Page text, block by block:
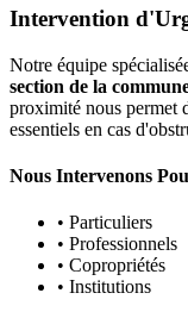
Intervention
Notre équipe
section de la
proximité nous permet
essentiels en cas
Nous Intervenons
• Particuliers
• Professionnels
• Copropriétés
• Institutions